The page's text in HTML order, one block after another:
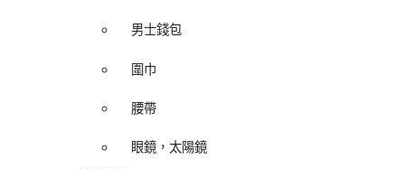
男士錢包
圍巾
腰帶
眼鏡，太陽鏡